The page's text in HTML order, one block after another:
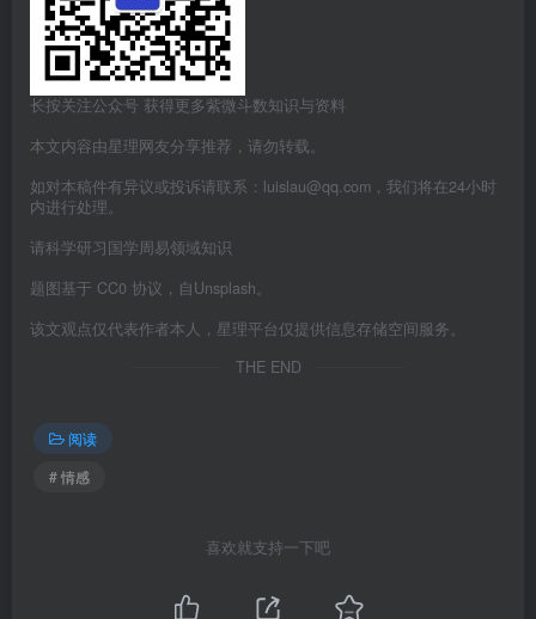
长按关注公众号 获得更多紫微斗数知识与资料
本文内容由星理网友分享推荐，请勿转载。
如对本稿件有异议或投诉请联系：luislau@qq.com，我们将在24小时
内进行处理。
请科学研习国学周易领域知识
题图基于 CC0 协议，自Unsplash。
该文观点仅代表作者本人，星理平台仅提供信息存储空间服务。
THE END
阅读
# 情感
喜欢就支持一下吧